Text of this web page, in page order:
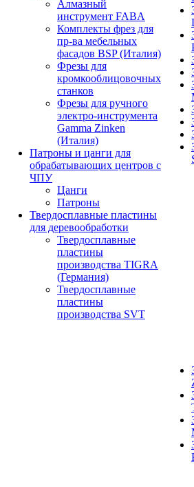
Алмазный
инструмент FABA
Комплекты фрез для
пр-ва мебельных
фасадов BSP (Италия)
Фрезы для
кромкооблицовочных
станков
Фрезы для ручного
электро-инструмента
Gamma Zinken
(Италия)
Патроны и цанги для
обрабатывающих центров с
ЧПУ
Цанги
Патроны
Твердосплавные пластины
для деревообработки
Твердосплавные
пластины
производства TIGRA
(Германия)
Твердосплавные
пластины
производства SVT